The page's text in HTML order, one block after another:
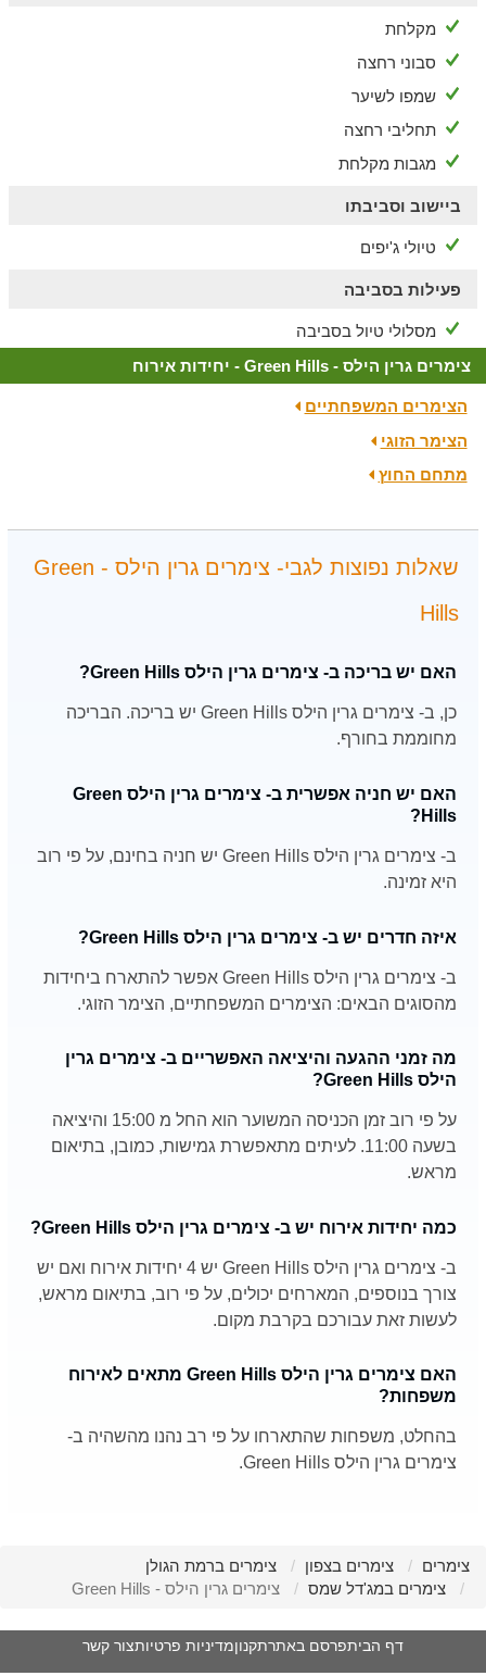
מקלחת
סבוני רחצה
שמפו לשיער
תחליבי רחצה
מגבות מקלחת
ביישוב וסביבתו
טיולי ג'יפים
פעילות בסביבה
מסלולי טיול בסביבה
צימרים גרין הילס - Green Hills - יחידות אירוח
הצימרים המשפחתיים
הצימר הזוגי
מתחם החוץ
שאלות נפוצות לגבי- צימרים גרין הילס - Green
Hills
האם יש בריכה ב- צימרים גרין הילס Green Hills?
כן, ב- צימרים גרין הילס Green Hills יש בריכה. הבריכה
מחוממת בחורף.
האם יש חניה אפשרית ב- צימרים גרין הילס Green
Hills?
ב- צימרים גרין הילס Green Hills יש חניה בחינם, על פי רוב
היא זמינה.
איזה חדרים יש ב- צימרים גרין הילס Green Hills?
ב- צימרים גרין הילס Green Hills אפשר להתארח ביחידות
מהסוגים הבאים: הצימרים המשפחתיים, הצימר הזוגי.
מה זמני ההגעה והיציאה האפשריים ב- צימרים גרין
הילס Green Hills?
על פי רוב זמן הכניסה המשוער הוא החל מ 15:00 והיציאה
בשעה 11:00. לעיתים מתאפשרת גמישות, כמובן, בתיאום
מראש.
כמה יחידות אירוח יש ב- צימרים גרין הילס Green Hills?
ב- צימרים גרין הילס Green Hills יש 4 יחידות אירוח ואם יש
צורך בנוספים, המארחים יכולים, על פי רוב, בתיאום מראש,
לעשות זאת עבורכם בקרבת מקום.
האם צימרים גרין הילס Green Hills מתאים לאירוח
משפחות?
בהחלט, משפחות שהתארחו על פי רב נהנו מהשהיה ב-
צימרים גרין הילס Green Hills.
צימרים צימרים בצפון
צימרים ברמת הגולן
צימרים במג'דל שמס
צימרים גרין הילס - Green Hills
דף הביתפרסם באתרתקנוןמדיניות פרטיותצור קשר